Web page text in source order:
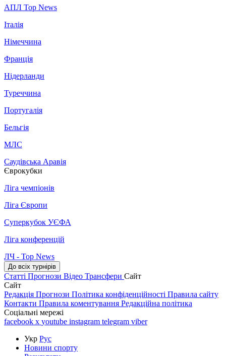
АПЛ Top News
Італія
Німеччина
Франція
Нідерланди
Туреччина
Португалія
Бельгія
МЛС
Саудівська Аравія
Єврокубки
Ліга чемпіонів
Ліга Європи
Суперкубок УЄФА
Ліга конференцій
ЛЧ - Top News
До всіх турнірів
Статті Прогнози Відео Трансфери Сайт
Сайт
Редакція Прогнози Політика конфіденційності Правила сайту
Контакти Правила коментування Редакційна політика
Соціальні мережі
facebook x youtube instagram telegram viber
Укр Рус
Новини спорту